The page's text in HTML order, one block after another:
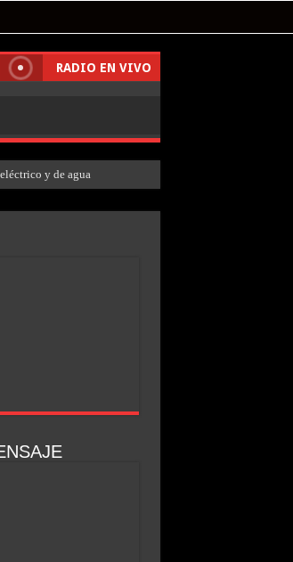
RADIO EN VIVO
y de agua
y tuvo que dar marcha atrás